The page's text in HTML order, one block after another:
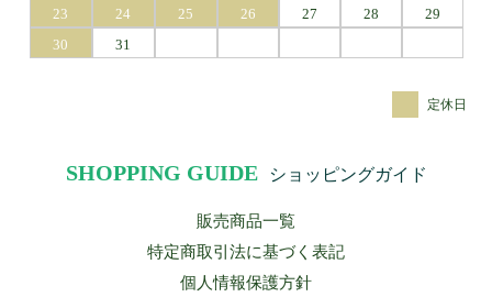
23
24 25 26 27 28
29
30
31
定休日
SHOPPING GUIDE ショッピングガイド
販売商品一覧
特定商取引法に基づく表記
個人情報保護方針